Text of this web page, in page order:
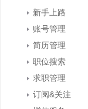
新手上路
账号管理
简历管理
职位搜索
求职管理
订阅&关注